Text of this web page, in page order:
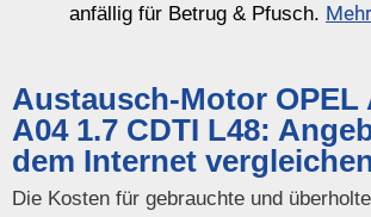
anfällig für Betrug & Pfusch.
Austausch-Motor OPEL
A04 1.7 CDTI L48:
dem Internet
Die Kosten für gebrauchte und